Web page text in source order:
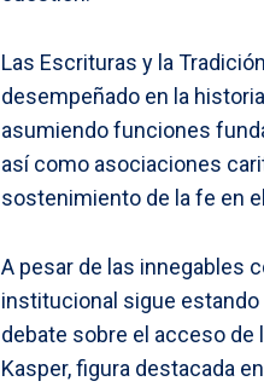
Las Escrituras y la
desempeñado en la
asumiendo funciones
así como asociaciones
sostenimiento de la fe en
A pesar de las innegables
institucional sigue
debate sobre el acceso de
Kasper, figura destacada